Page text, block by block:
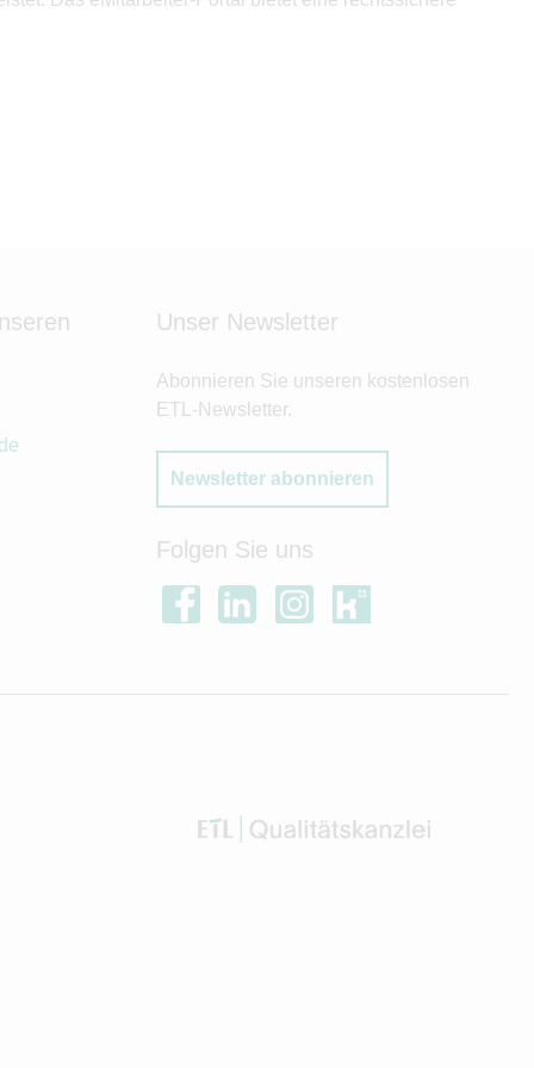
Unser Newsletter
Abonnieren Sie unseren kostenlosen
ETL-Newsletter.
Newsletter abonnieren
Folgen Sie uns